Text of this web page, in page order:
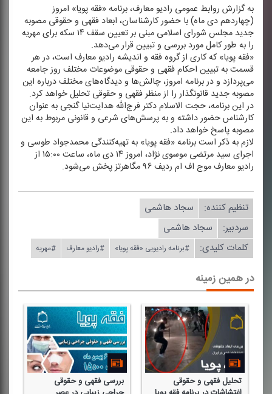
به گزارش روابط عمومی رادیو معارف، برنامه «فقه پویا» امروز
(چهاردهم دی ماه) با حضور كارشناسان، ابعاد فقهی و حقوقی مصوبه
جدید مجلس شورای اسلامی مبنی بر تعیین سقف ۱۴ سكه برای مهریه
را به طور كامل مورد بررسی و تبیین قرار می‌دهد.
«فقه پویا» كه كاری از گروه فقه و اندیشه رادیو معارف است، در هر
قسمت به تبیین احكام فقهی و حقوقی موضوعات مختلف روز جامعه
می‌پردازد و در برنامه امروز، چالش‌ها و دیدگاه‌های مختلف درباره این
مصوبه جدید قانونگذار را از منظر فقهی و حقوقی تحلیل خواهد كرد.
در این برنامه، حجت الاسلام دكتر فرج‌الله هدایت‌نیا گنجی به عنوان
كارشناس حضور داشته و به پرسش‌های شرعی و قانونی مربوط به این
مصوبه پاسخ خواهد داد.
لازم به ذكر است برنامه «فقه پویا» به تهیه‌كنندگی محمدجواد طوسی و
اجرای سید مرتضی موسوی نژاد، امروز ۱۴ دی ماه، ساعت ۱۵:۰۰ از
رادیو معارف موج اف ام ردیف ۹۶ مگاهرتز پخش می‌شود.
تنظیم كننده:
سجاد هاشمی
سردبیر:
سجاد هاشمی
کلمات کلیدی:
#برنامه رادیویی «فقه پویا» #رادیو معارف #مهریه
در همین زمینه
تحلیل فقهی و حقوقی
بررسی فقهی و حقوقی